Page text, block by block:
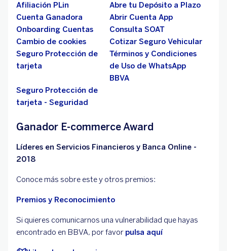
Afiliación PLin
Abre tu Depósito a Plazo
Cuenta Ganadora
Abrir Cuenta App
Onboarding Cuentas
Consulta SOAT
Cambio de cookies
Cotizar Seguro Vehicular
Seguro Protección de
tarjeta
Términos y Condiciones
de Uso de WhatsApp
BBVA
Seguro Protección de
tarjeta - Seguridad
Ganador E-commerce Award
Líderes en Servicios Financieros y Banca Online -
2018
Conoce más sobre este y otros premios:
Premios y Reconocimiento
Si quieres comunicarnos una vulnerabilidad que hayas
encontrado en BBVA, por favor pulsa aquí